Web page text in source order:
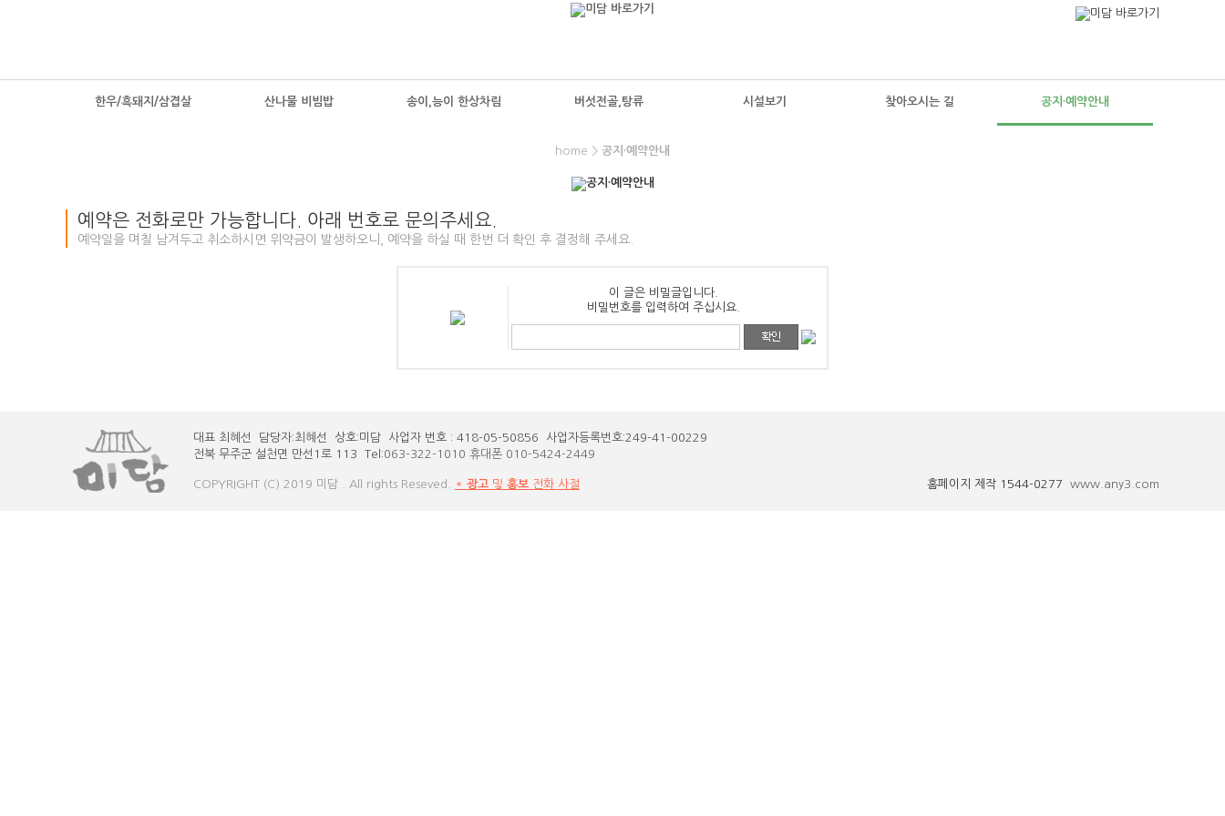
한우/흑돼지/삼겹살 산나물 비빔밥 송이,능이 한상차림 버섯전골,탕류 시설보기 찾아오시는 길 공지·예약안내
home > 공지·예약안내
예약은 전화로만 가능합니다. 아래 번호로 문의주세요.
예약일을 며칠 남겨두고 취소하시면 위약금이 발생하오니, 예약을 하실 때 한번 더 확인 후 결정해 주세요.
이 글은 비밀글입니다.
비밀번호를 입력하여 주십시요.
대표 최혜선 담당자:최혜선 상호:미담 사업자 번호 : 418-05-50856 사업자등록번호:249-41-00229
전북 무주군 설천면 만선1로 113 Tel:063-322-1010 휴대폰 010-5424-2449
COPYRIGHT (C) 2019 미담 . All rights Reseved. * 광고 및 홍보 전화 사절 홈페이지 제작 1544-0277 www.any3.com